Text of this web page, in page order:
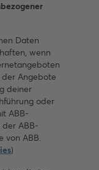
Daten
wenn
Angebote
deiner
oder
ABB-
der ABB-
von ABB.
)